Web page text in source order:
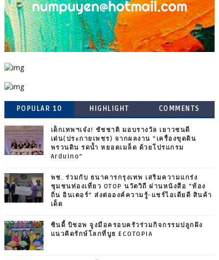
POPULAR 10 HIGHLIGHT COMMENTS
เด็กเทพฯเจ๋ง! ชัชชาติ มอบรางวัล เยาวชนดี
เด่น(ประกายเพชร) จากผลงาน “เครื่องขุดดิน
พรวนดิน รดน้ำ หยอดเมล็ด ด้วยโปรแกรม
Arduino”
พช. ร่วมกับ ธนาคารกรุงเทพ เสริมความแกร่ง
ชุมชนท่องเที่ยว OTOP นวัตวิถี ผ่านหนังสือ “ท้อง
ถิ่น อินเตอร์” ส่งต่อองค์ความรู้-แชร์ไอเดียดี สินค้า
เด็ด
ซินดี้ บิชอพ จูงมือครอบครัวร่วมกิจกรรมปลูกฝัง
แนวคิดรักษ์โลกที่บูธ ECOTOPIA